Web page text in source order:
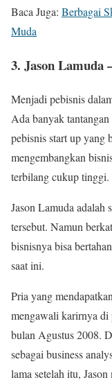
Baca Juga: Berbagai
Muda
3. Jason Lamuda
Menjadi pebisnis
Ada banyak
pebisnis start up yang
mengembangkan
terbilang cukup tinggi.
Jason Lamuda adalah
tersebut. Namun
bisnisnya bisa
saat ini.
Pria yang
mengawali karirnya
bulan Agustus 2008.
sebagai business
lama setelah itu,